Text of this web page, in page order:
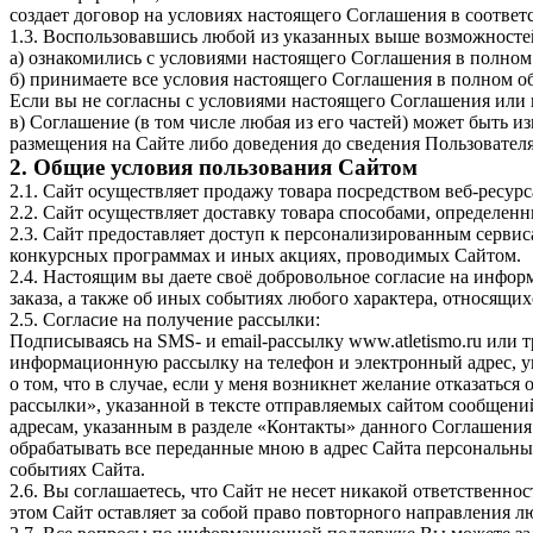
создает договор на условиях настоящего Соглашения в
1.3. Воспользовавшись любой из указанных выше
а) ознакомились с условиями настоящего Соглашения в
б) принимаете все условия настоящего Соглашения в полном
Если вы не согласны с условиями настоящего Соглашения или
в) Соглашение (в том числе любая из его частей) может быть
размещения на Сайте либо доведения до сведения
2. Общие условия пользования Сайтом
2.1. Сайт осуществляет продажу товара посредством веб-
2.2. Сайт осуществляет доставку товара способами,
2.3. Сайт предоставляет доступ к персонализированным
конкурсных программах и иных акциях, проводимых Сайтом.
2.4. Настоящим вы даете своё добровольное согласие на
заказа, а также об иных событиях любого характера,
2.5. Согласие на получение рассылки:
Подписываясь на SMS- и email-рассылку www.atletismo.ru или
информационную рассылку на телефон и электронный адрес,
о том, что в случае, если у меня возникнет желание
рассылки», указанной в тексте отправляемых сайтом
адресам, указанным в разделе «Контакты» данного
обрабатывать все переданные мною в адрес Сайта
событиях Сайта.
2.6. Вы соглашаетесь, что Сайт не несет никакой
этом Сайт оставляет за собой право повторного